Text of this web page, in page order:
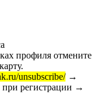
профиля отмените
unsubscribe/→
при регистрации →